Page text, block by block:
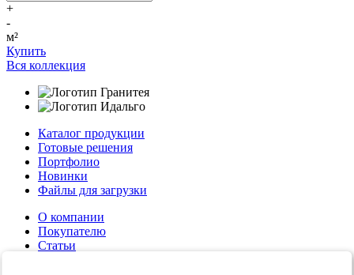
+
-
м²
Купить
Вся коллекция
Каталог продукции
Готовые решения
Портфолио
Новинки
Файлы для загрузки
О компании
Покупателю
Статьи